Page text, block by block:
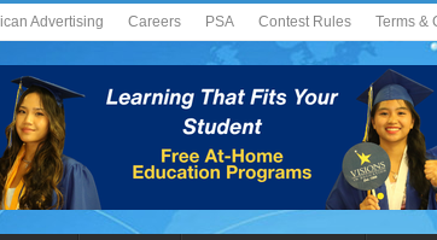
Advertising Careers PSA Contest Rules Terms &